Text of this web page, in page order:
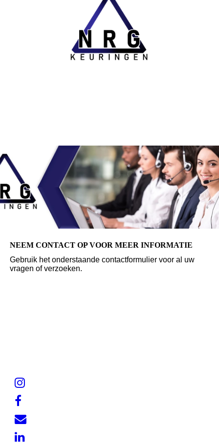
NEEM CONTACT OP VOOR MEER INFORMATIE
Gebruik het onderstaande contactformulier voor al uw
vragen of verzoeken.